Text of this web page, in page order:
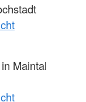
Maintal